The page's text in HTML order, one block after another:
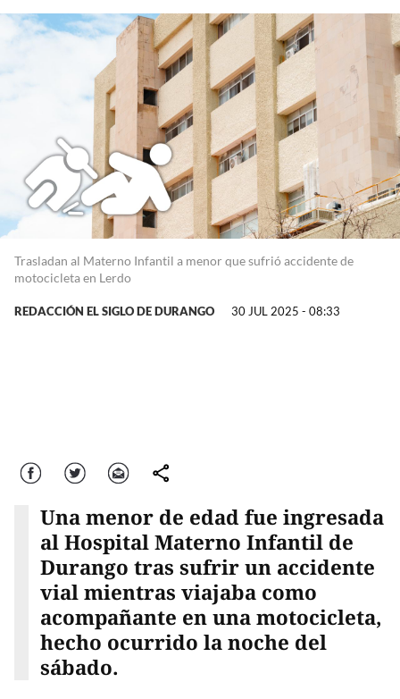
Trasladan al Materno Infantil a menor que sufrió accidente de
motocicleta en Lerdo
REDACCIÓN EL SIGLO DE DURANGO 30 JUL 2025 - 08:33
Facebook Twitter Correo comparte
Una menor de edad fue ingresada
al Hospital Materno Infantil de
Durango tras sufrir un accidente
vial mientras viajaba como
acompañante en una motocicleta,
hecho ocurrido la noche del
sábado.